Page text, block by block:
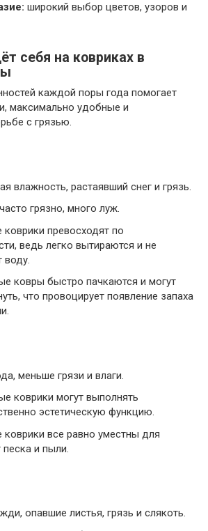
широкий выбор цветов, узоров и
себя на ковриках в
каждой поры года помогает
максимально удобные и
с грязью.
влажность, растаявший снег и грязь.
грязно, много луж.
превосходят по
ведь легко вытираются и не
воду.
ковры быстро пачкаются и могут
что провоцирует появление запаха
меньше грязи и влаги.
коврики могут выполнять
эстетическую функцию.
коврики все равно уместны для
и пыли.
опавшие листья, грязь и слякоть.